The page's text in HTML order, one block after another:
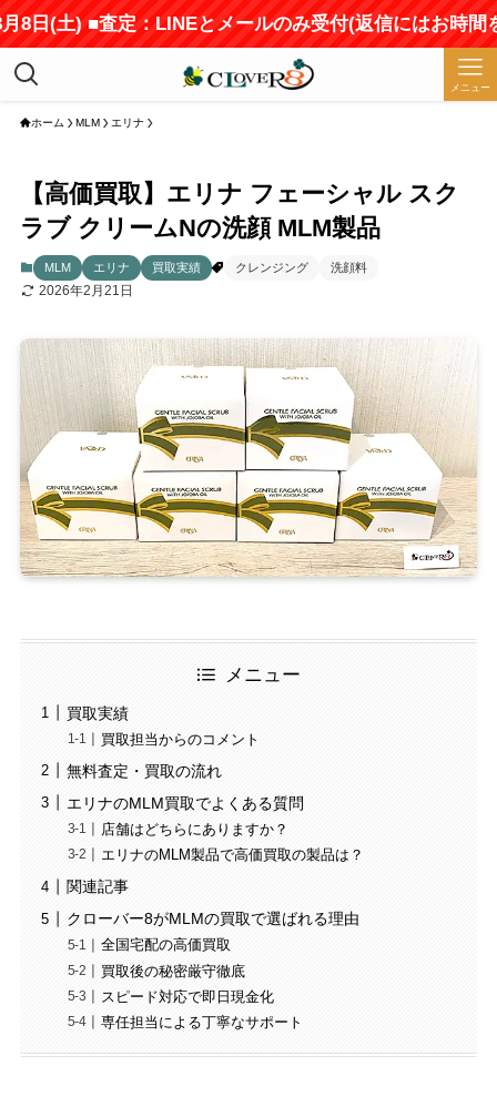
土) ■査定：LINEとメールのみ受付(返信にはお時間をい
メニュー
ホーム MLM エリナ
【高価買取】エリナ フェーシャル スク
ラブ クリームNの洗顔 MLM製品
MLM エリナ 買取実績 クレンジング 洗顔料
2026年2月21日
メニュー
買取実績
買取担当からのコメント
無料査定・買取の流れ
エリナのMLM買取でよくある質問
店舗はどちらにありますか？
エリナのMLM製品で高価買取の製品は？
関連記事
クローバー8がMLMの買取で選ばれる理由
全国宅配の高価買取
買取後の秘密厳守徹底
スピード対応で即日現金化
専任担当による丁寧なサポート